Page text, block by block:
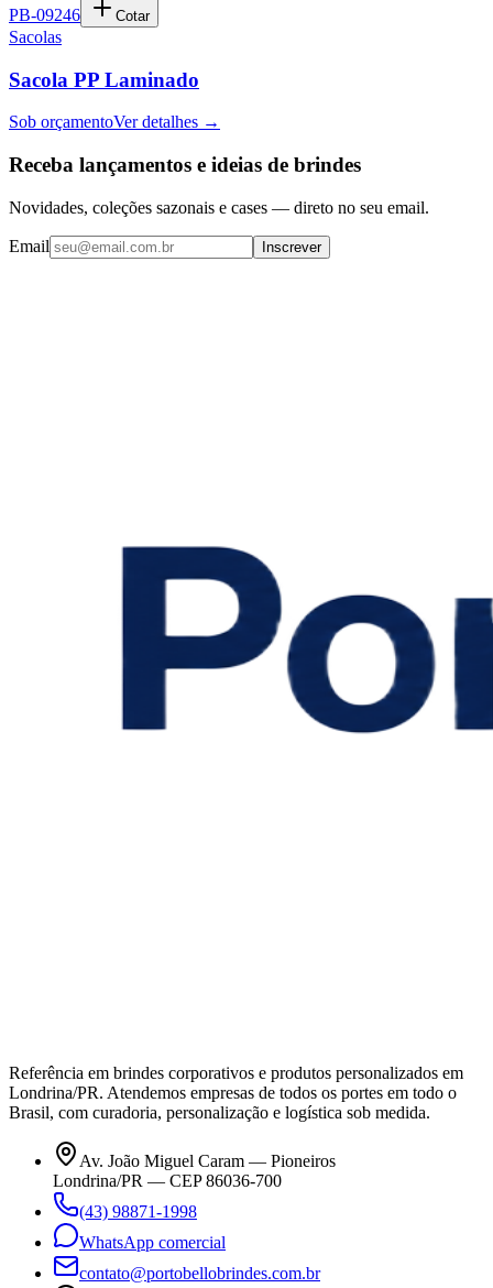
PB-09246 Cotar
Sacolas
Sacola PP Laminado
Sob orçamentoVer detalhes →
Receba lançamentos e ideias de brindes
Novidades, coleções sazonais e cases — direto no seu email.
Email Inscrever
Referência em brindes corporativos e produtos personalizados em
Londrina/PR. Atendemos empresas de todos os portes em todo o
Brasil, com curadoria, personalização e logística sob medida.
Av. João Miguel Caram — Pioneiros
Londrina/PR — CEP 86036-700
(43) 98871-1998
WhatsApp comercial
contato@portobellobrindes.com.br